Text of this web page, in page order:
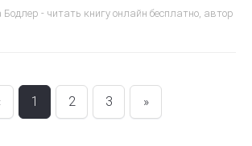
- читать книгу онлайн бесплатно, автор
1 2 3 »